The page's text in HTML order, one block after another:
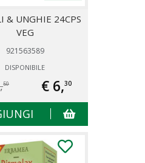
& UNGHIE 24CPS
VEG
921563589
DISPONIBILE
50 € 6,30